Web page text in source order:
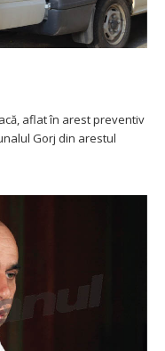
aflat în arest preventiv
Gorj din arestul